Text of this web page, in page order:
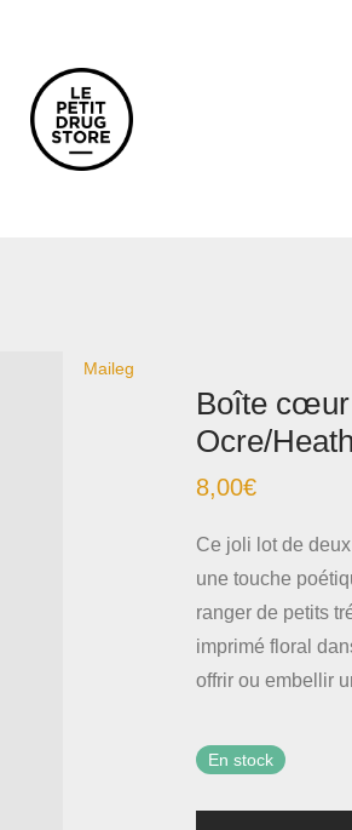
Maileg
Boîte cœur
Ocre/
8,00€
Ce joli lot de
une touche
ranger de petits
imprimé floral
offrir ou embellir
En stock